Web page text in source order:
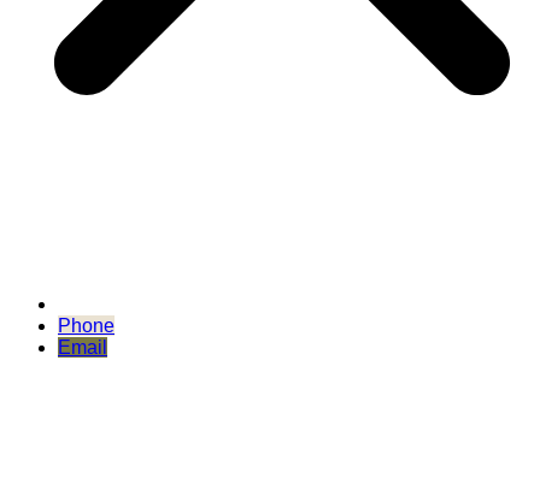
Phone
Email